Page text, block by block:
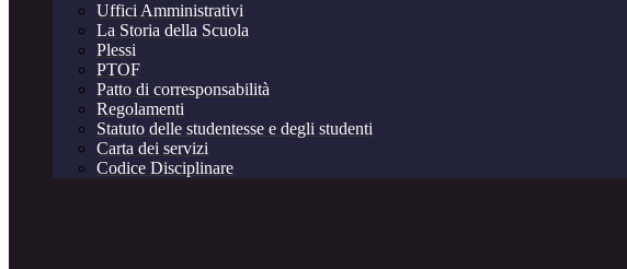
Uffici Amministrativi
La Storia della Scuola
Plessi
PTOF
Patto di corresponsabilità
Regolamenti
Statuto delle studentesse e degli studenti
Carta dei servizi
Codice Disciplinare